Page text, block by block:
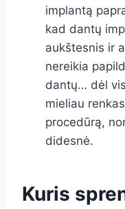
implantą
kad dantų
aukštesnis ir
nereikia
dantų… dėl
mieliau
procedūrą,
didesnė.
Kuris